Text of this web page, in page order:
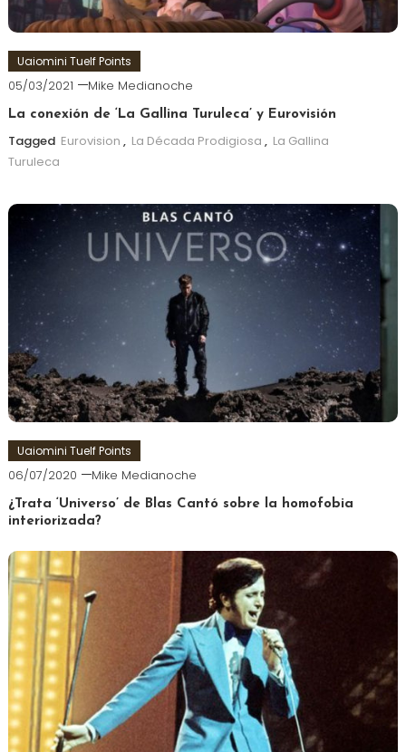
Uaiomini Tuelf Points
05/03/2021 Mike Medianoche
La conexión de ‘La Gallina Turuleca’ y Eurovisión
Tagged Eurovision , La Década Prodigiosa , La Gallina
Turuleca
Uaiomini Tuelf Points
06/07/2020 Mike Medianoche
¿Trata ‘Universo’ de Blas Cantó sobre la homofobia
interiorizada?